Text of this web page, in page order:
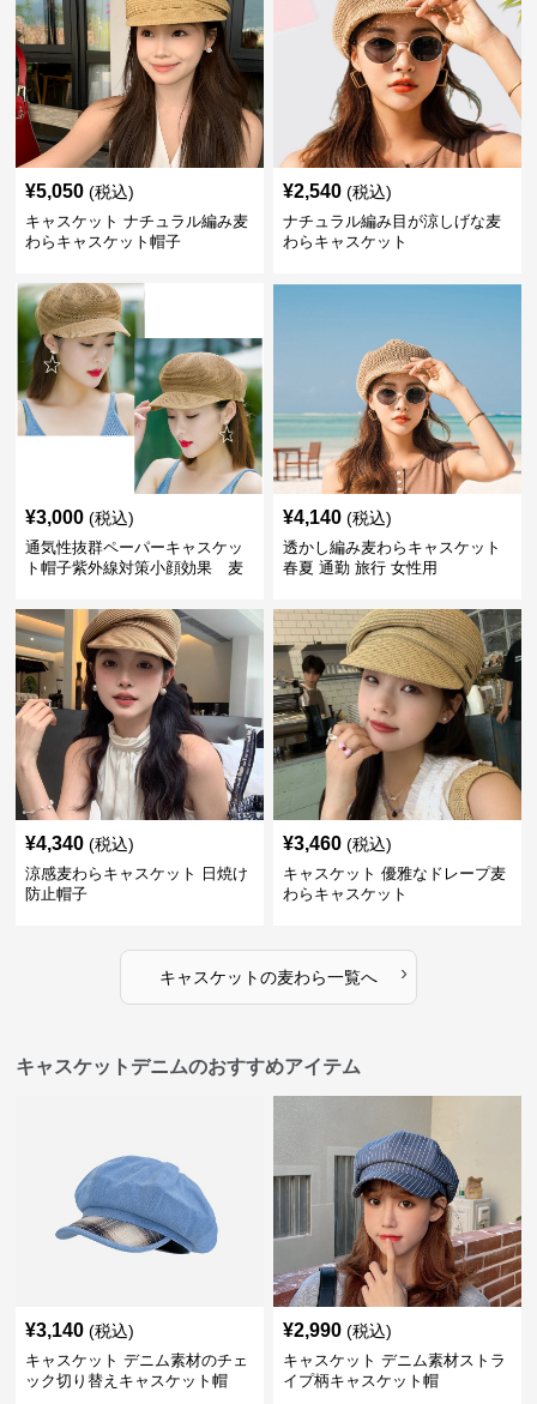
¥5,050 (税込)
キャスケット ナチュラル編み麦
わらキャスケット帽子
¥2,540 (税込)
ナチュラル編み目が涼しげな麦
わらキャスケット
¥3,000 (税込)
通気性抜群ペーパーキャスケッ
ト帽子紫外線対策小顔効果 麦
¥4,140 (税込)
透かし編み麦わらキャスケット
春夏 通勤 旅行 女性用
¥4,340 (税込)
涼感麦わらキャスケット 日焼け
防止帽子
¥3,460 (税込)
キャスケット 優雅なドレープ麦
わらキャスケット
キャスケットの麦わら一覧へ ›
キャスケットデニムのおすすめアイテム
¥3,140 (税込)
キャスケット デニム素材のチェ
ック切り替えキャスケット帽
¥2,990 (税込)
キャスケット デニム素材ストラ
イプ柄キャスケット帽